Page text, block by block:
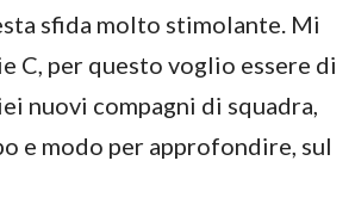
sfida molto stimolante. Mi
C, per questo voglio essere di
nuovi compagni di squadra,
e modo per approfondire, sul